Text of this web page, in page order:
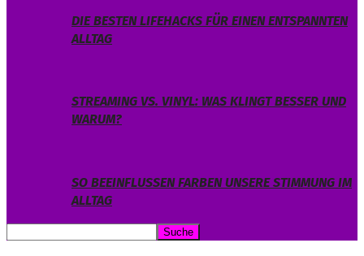
DIE BESTEN LIFEHACKS FÜR EINEN ENTSPANNTEN
ALLTAG
STREAMING VS. VINYL: WAS KLINGT BESSER UND
WARUM?
SO BEEINFLUSSEN FARBEN UNSERE STIMMUNG IM
ALLTAG